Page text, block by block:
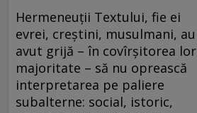
Hermeneuţii Textului, fie ei
evrei, creştini, musulmani, au
avut grijă – în covîrşitorea lor
majoritate – să nu oprească
interpretarea pe paliere
subalterne: social, istoric,